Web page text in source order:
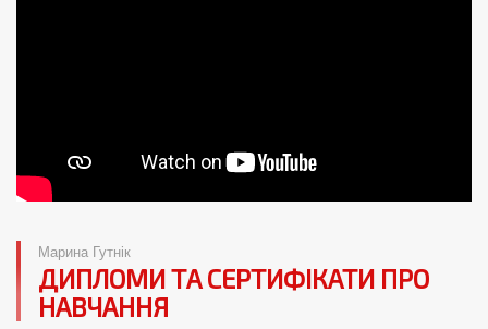
Марина Гутнік
ДИПЛОМИ ТА СЕРТИФІКАТИ ПРО
НАВЧАННЯ